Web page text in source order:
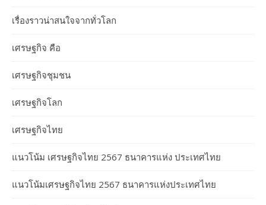
เรื่องราวน่าสนใจจากทั่วโลก
เศรษฐกิจ คือ
เศรษฐกิจชุมชน
เศรษฐกิจโลก
เศรษฐกิจไทย
แนวโน้ม เศรษฐกิจไทย 2567 ธนาคารแห่ง ประเทศไทย
แนวโน้มเศรษฐกิจไทย 2567 ธนาคารแห่งประเทศไทย